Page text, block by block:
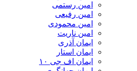
امین رستمی
امین رفیعی
امین محمودی
امین ناریت
ایمان آذری
ایمان استار
ایمان اف جی ۱۰